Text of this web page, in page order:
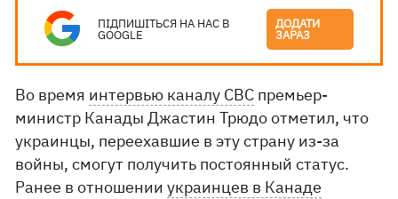
ПІДПИШІТЬСЯ НА НАС В
GOOGLE
ДОДАТИ
ЗАРАЗ
Во время интервью каналу CBC премьер-
министр Канады Джастин Трюдо отметил, что
украинцы, переехавшие в эту страну из-за
войны, смогут получить постоянный статус.
Ранее в отношенииукраинцев в Канаде